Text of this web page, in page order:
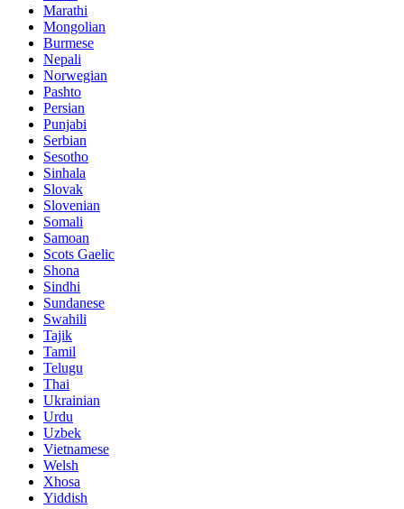
Marathi
Mongolian
Burmese
Nepali
Norwegian
Pashto
Persian
Punjabi
Serbian
Sesotho
Sinhala
Slovak
Slovenian
Somali
Samoan
Scots Gaelic
Shona
Sindhi
Sundanese
Swahili
Tajik
Tamil
Telugu
Thai
Ukrainian
Urdu
Uzbek
Vietnamese
Welsh
Xhosa
Yiddish